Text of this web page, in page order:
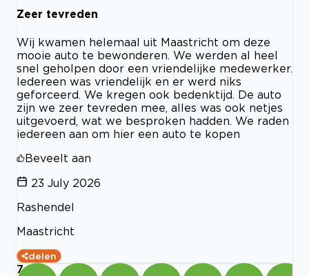
Zeer tevreden
Wij kwamen helemaal uit Maastricht om deze
mooie auto te bewonderen. We werden al heel
snel geholpen door een vriendelijke medewerker.
Iedereen was vriendelijk en er werd niks
geforceerd. We kregen ook bedenktijd. De auto
zijn we zeer tevreden mee, alles was ook netjes
uitgevoerd, wat we besproken hadden. We raden
iedereen aan om hier een auto te kopen
Beveelt aan
23 July 2026
Rashendel
Maastricht
delen
7